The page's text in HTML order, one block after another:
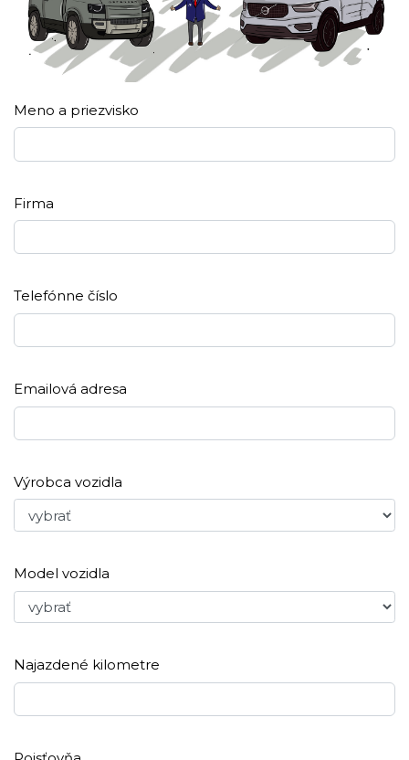
Meno a priezvisko
Firma
Telefónne číslo
Emailová adresa
Výrobca vozidla
Model vozidla
Najazdené kilometre